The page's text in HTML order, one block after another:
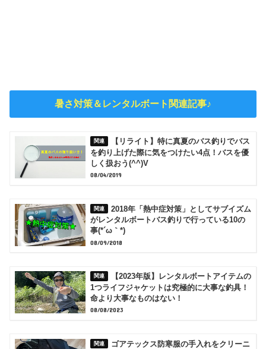
暑さ対策＆レンタルボート関連記事♪
【リライト】特に真夏のバス釣りでバス
を釣り上げた際に気をつけたい4点！バスを優
しく扱おう(^^)V
08/04/2019
2018年「熱中症対策」としてサブイズム
がレンタルボートバス釣りで行っている10の
事(*´ω｀*)
08/09/2018
【2023年版】レンタルボートアイテムの
1つライフジャケットは究極的に大事な釣具！
命より大事なものはない！
08/08/2023
ゴアテックス防寒服の手入れをクリーニ